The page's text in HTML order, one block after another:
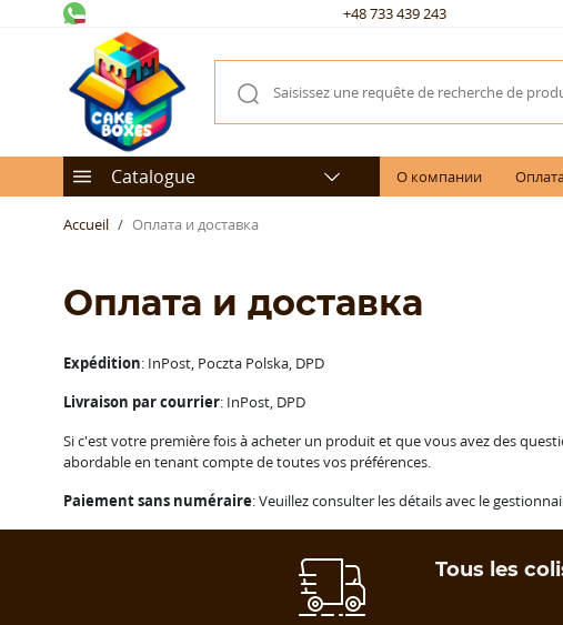
+48 733 439 243
Catalogue О компании
Accueil Оплата и доставка
Оплата и доставка
Expédition: InPost, Poczta Polska, DPD
Livraison par courrier: InPost, DPD
Si c'est votre première fois à acheter un produit et que vous avez des
abordable en tenant compte de toutes vos préférences.
Paiement sans numéraire: Veuillez consulter les détails avec le
Tous les